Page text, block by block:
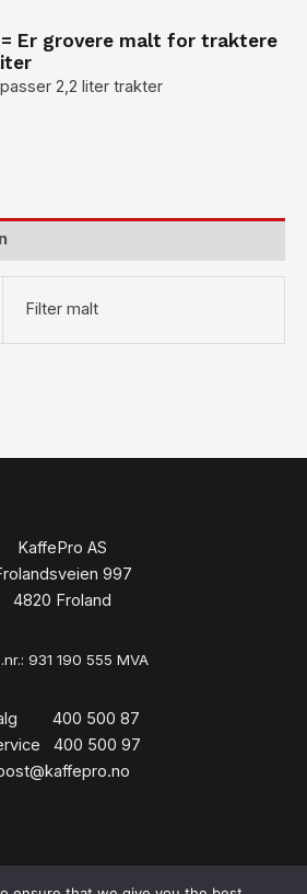
= Er grovere malt for traktere
2,2 liter trakter
Filter malt
KaffePro AS
997
4820 Froland
931 190 555 MVA
400 500 87
400 500 97